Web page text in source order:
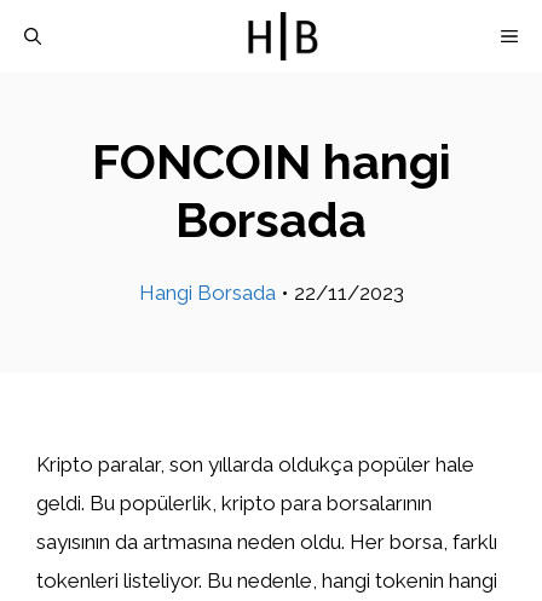
FONCOIN hangi
Borsada
Hangi Borsada • 22/11/2023
Kripto paralar, son yıllarda oldukça popüler hale
geldi. Bu popülerlik, kripto para borsalarının
sayısının da artmasına neden oldu. Her borsa, farklı
tokenleri listeliyor. Bu nedenle, hangi tokenin hangi